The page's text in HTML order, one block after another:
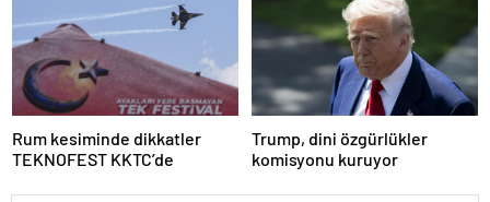
Rum kesiminde dikkatler
TEKNOFEST KKTC’de
Trump, dini özgürlükler
komisyonu kuruyor